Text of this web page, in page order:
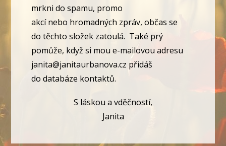
mrkni do spamu, promo
akcí nebo hromadných zpráv, občas se
do těchto složek zatoulá. Také prý
pomůže, když si mou e-mailovou adresu
janita@janitaurbanova.cz přidáš
do databáze kontaktů.
S láskou a vděčností,
Janita